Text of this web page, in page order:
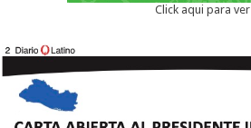
Click aqui para ver